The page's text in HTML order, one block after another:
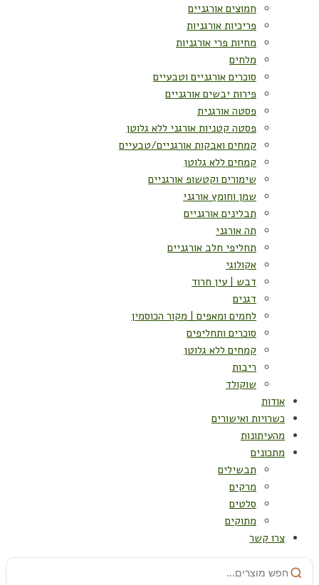
חמוצים אורגניים
פריכיות אורגניות
מחיות פרי אורגניות
מלחים
סוכרים אורגניים וטבעיים
פירות יבשים אורגניים
פסטה אורגנית
פסטה קטניות אורגני ללא גלוטן
קמחים ואבקות אורגניים/טבעיים
קמחים ללא גלוטן
שימורים וקטשופ אורגניים
שמן וחומץ אורגני
תבלינים אורגניים
תה אורגני
תחליפי חלב אורגניים
אקולוגי
דבש | עין חרוד
דגנים
לחמים ומאפים | מקור הכוסמין
סוכרים ותחליפים
קמחים ללא גלוטן
ריבות
שוקולד
אודות
כשרויות ואישורים
מהעיתונות
מתכונים
תבשילים
מרקים
סלטים
מתוקים
צרו קשר